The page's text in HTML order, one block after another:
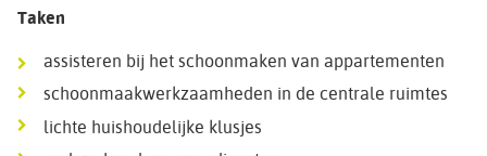
Taken
assisteren bij het schoonmaken van appartementen
schoonmaakwerkzaamheden in de centrale ruimtes
lichte huishoudelijke klusjes